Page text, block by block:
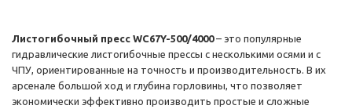
Листогибочный пресс WC67Y-500/4000– это популярные
гидравлические листогибочные прессы с несколькими осями и с
ЧПУ, ориентированные на точность и производительность. В их
арсенале большой ход и глубина горловины, что позволяет
экономически эффективно производить простые и сложные